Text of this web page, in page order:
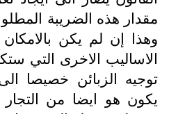
مقدار هذه الضريبة
وهذا إن لم يكن بالامكان
الاساليب الاخرى التي
توجيه الزبائن خصيصا
يكون هو ايضا من التجار